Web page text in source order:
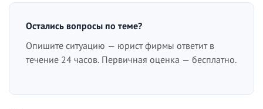
Остались вопросы по теме?
Опишите ситуацию — юрист фирмы ответит в
течение 24 часов. Первичная оценка — бесплатно.